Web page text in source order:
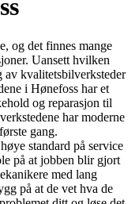
og det finnes mange
Uansett hvilken
av kvalitetsbilverksteder
i Hønefoss har et
og reparasjon til
har moderne
gang.
standard på service
på at jobben blir gjort
med lang
på at de vet hva de